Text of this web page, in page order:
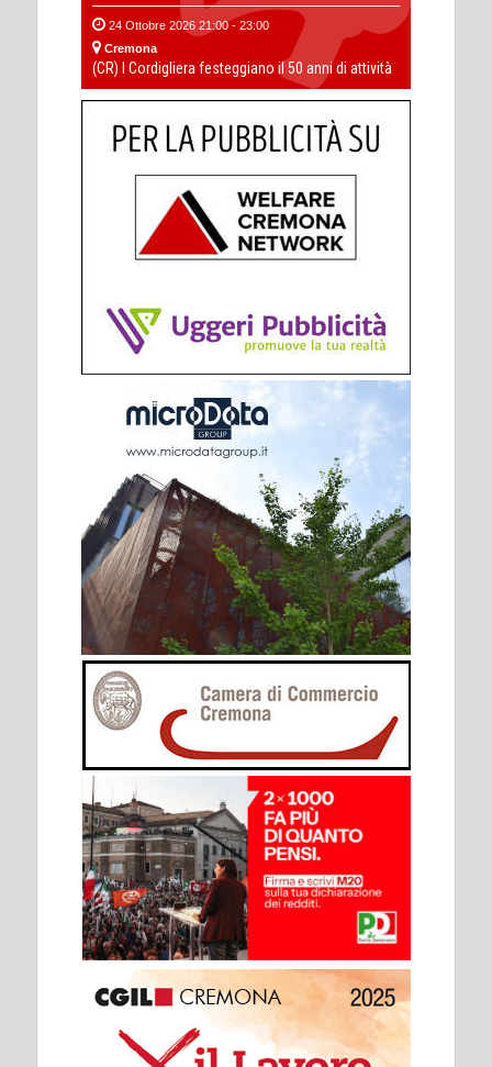
24 Ottobre 2026 21:00 - 23:00
Cremona
(CR) I Cordigliera festeggiano il 50 anni di attività